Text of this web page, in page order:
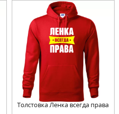
Толстовка Ленка всегда права